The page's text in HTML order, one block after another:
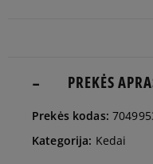
36,5 23 cm
PREKĖS
Prekės kodas:
Kategorija: Kedai